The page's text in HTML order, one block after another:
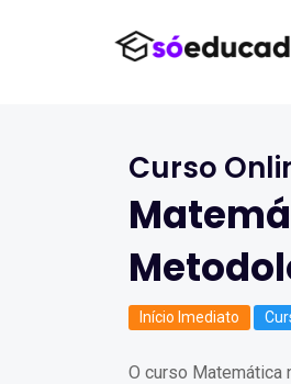
Curso
Início Imediato
O curso Matemática